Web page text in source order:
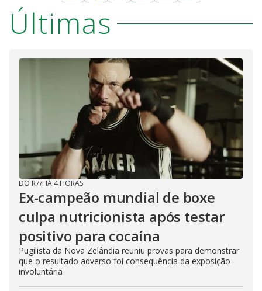
Últimas
DO R7/HÁ 4 HORAS
Ex-campeão mundial de boxe
culpa nutricionista após testar
positivo para cocaína
Pugilista da Nova Zelândia reuniu provas para demonstrar
que o resultado adverso foi consequência da exposição
involuntária